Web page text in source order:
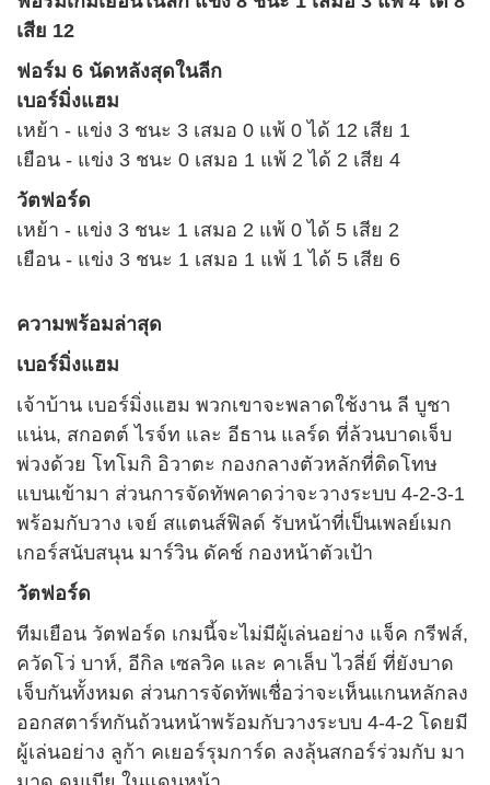
เสีย 12
ฟอร์ม 6 นัดหลังสุดในลีก
เบอร์มิ่งแฮม
เหย้า - แข่ง 3 ชนะ 3 เสมอ 0 แพ้ 0 ได้ 12 เสีย 1
เยือน - แข่ง 3 ชนะ 0 เสมอ 1 แพ้ 2 ได้ 2 เสีย 4
วัตฟอร์ด
เหย้า - แข่ง 3 ชนะ 1 เสมอ 2 แพ้ 0 ได้ 5 เสีย 2
เยือน - แข่ง 3 ชนะ 1 เสมอ 1 แพ้ 1 ได้ 5 เสีย 6
ความพร้อมล่าสุด
เบอร์มิ่งแฮม
เจ้าบ้าน เบอร์มิ่งแฮม พวกเขาจะพลาดใช้งาน ลี บูชา
แน่น, สกอตต์ ไรจ์ท และ อีธาน แลร์ด ที่ล้วนบาดเจ็บ
พ่วงด้วย โทโมกิ อิวาตะ กองกลางตัวหลักที่ติดโทษ
แบนเข้ามา ส่วนการจัดทัพคาดว่าจะวางระบบ 4-2-3-1
พร้อมกับวาง เจย์ สแตนส์ฟิลด์ รับหน้าที่เป็นเพลย์เมก
เกอร์สนับสนุน มาร์วิน ดัคช์ กองหน้าตัวเป้า
วัตฟอร์ด
ทีมเยือน วัตฟอร์ด เกมนี้จะไม่มีผู้เล่นอย่าง แจ็ค กรีฟส์,
ควัดโว่ บาห์, อีกิล เซลวิค และ คาเล็บ ไวลี่ย์ ที่ยังบาด
เจ็บกันทั้งหมด ส่วนการจัดทัพเชื่อว่าจะเห็นแกนหลักลง
ออกสตาร์ทกันถ้วนหน้าพร้อมกับวางระบบ 4-4-2 โดยมี
ผู้เล่นอย่าง ลูก้า คเยอร์รุมการ์ด ลงลุ้นสกอร์ร่วมกับ มา